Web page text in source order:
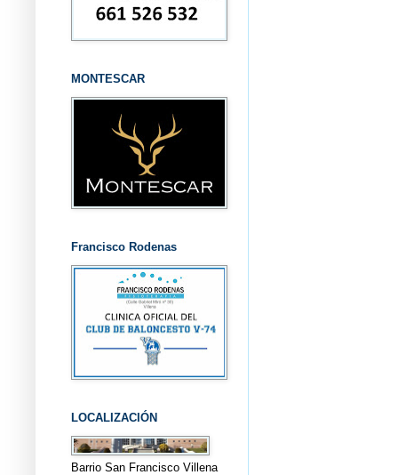
MONTESCAR
Francisco Rodenas
LOCALIZACIÓN
Barrio San Francisco Villena